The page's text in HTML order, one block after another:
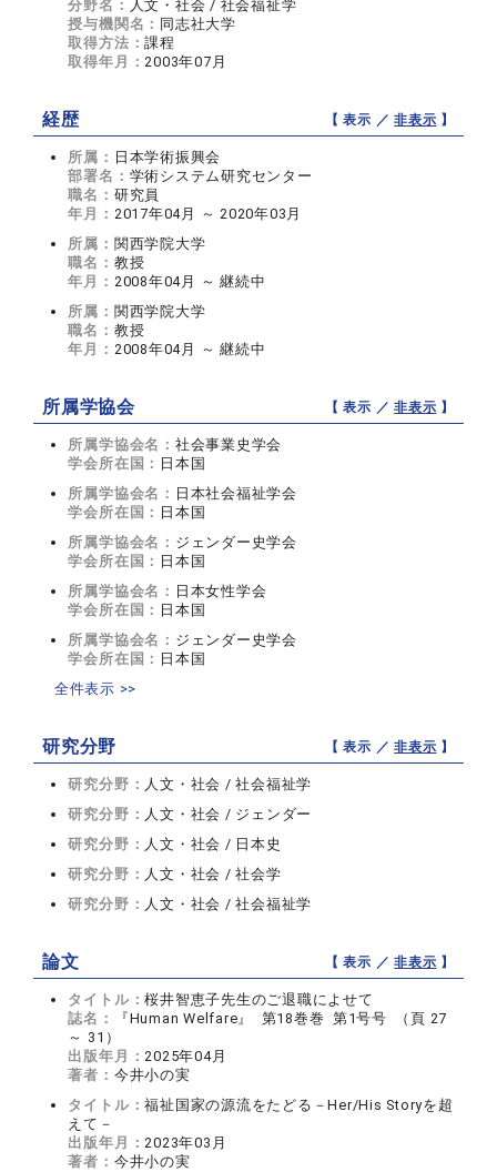
分野名： 人文・社会 / 社会福祉学
授与機関名： 同志社大学
取得方法：課程
取得年月：2003年07月
経歴 【 表示 ／非表示 】
所属： 日本学術振興会
部署名： 学術システム研究センター
職名： 研究員
年月： 2017年04月 ～ 2020年03月
所属： 関西学院大学
職名： 教授
年月： 2008年04月 ～ 継続中
所属： 関西学院大学
職名： 教授
年月： 2008年04月 ～ 継続中
所属学協会 【 表示 ／非表示 】
所属学協会名： 社会事業史学会
学会所在国： 日本国
所属学協会名： 日本社会福祉学会
学会所在国： 日本国
所属学協会名： ジェンダー史学会
学会所在国： 日本国
所属学協会名： 日本女性学会
学会所在国： 日本国
所属学協会名： ジェンダー史学会
学会所在国： 日本国
全件表示 >>
研究分野 【 表示 ／非表示 】
研究分野： 人文・社会 / 社会福祉学
研究分野： 人文・社会 / ジェンダー
研究分野： 人文・社会 / 日本史
研究分野： 人文・社会 / 社会学
研究分野： 人文・社会 / 社会福祉学
論文 【 表示 ／非表示 】
タイトル：桜井智恵子先生のご退職によせて
誌名：
『Human Welfare』 第18巻巻 第1号号 （頁 27
～ 31）
出版年月：2025年04月
著者： 今井小の実
タイトル：福祉国家の源流をたどる－Her/His Storyを超
えて－
出版年月：2023年03月
著者： 今井小の実